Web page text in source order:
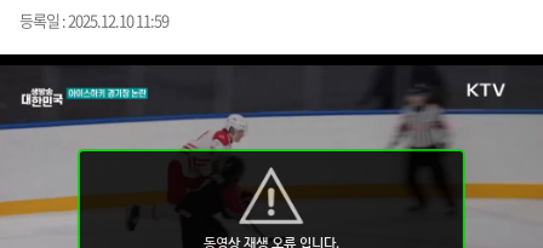
등록일 : 2025.12.10 11:59